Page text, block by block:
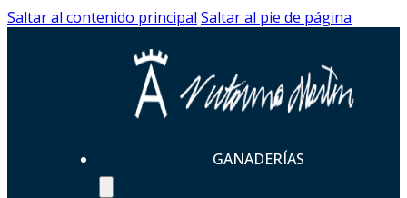
Saltar al contenido principal Saltar al pie de página
GANADERÍAS